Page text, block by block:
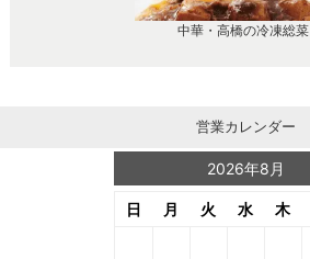
中華・高橋の冷凍総菜
営業カレンダー
2026年8月
日 月 火 水 木